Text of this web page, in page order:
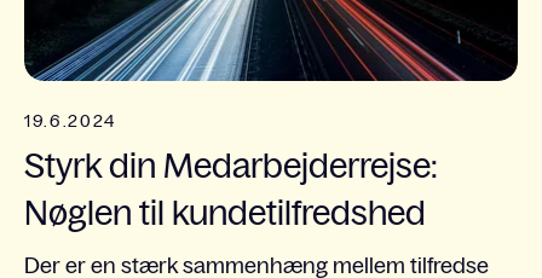
19.6.2024
Styrk din Medarbejderrejse:
Nøglen til kundetilfredshed
Der er en stærk sammenhæng mellem tilfredse